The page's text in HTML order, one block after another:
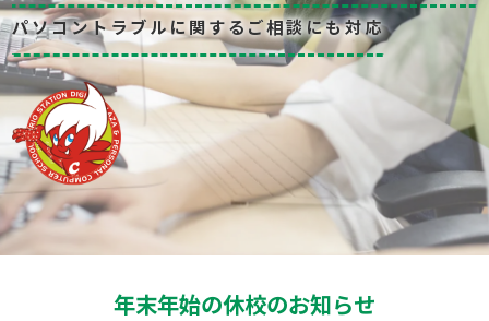
パソコントラブルに関するご相談にも対応
年末年始の休校のお知らせ